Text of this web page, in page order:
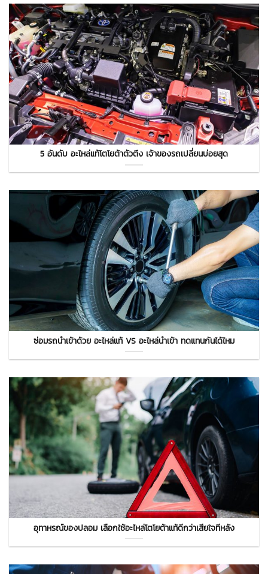
5 อันดับ อะไหล่แท้โตโยต้าตัวตึง เจ้าของรถเปลี่ยนบ่อยสุด
ซ่อมรถนำเข้าด้วย อะไหล่แท้ VS อะไหล่นำเข้า ทดแทนกันได้ไหม
อุทาหรณ์ของปลอม เลือกใช้อะไหล่โตโยต้าแท้ดีกว่าเสียใจทีหลัง